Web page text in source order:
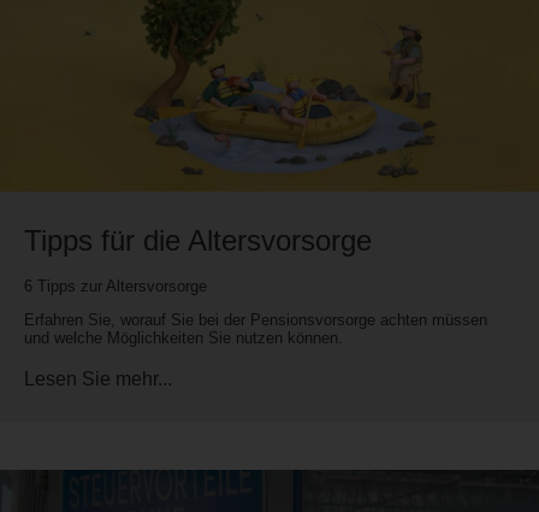
Tipps für die Altersvorsorge
6 Tipps zur Altersvorsorge
Erfahren Sie, worauf Sie bei der Pensionsvorsorge achten müssen
und welche Möglichkeiten Sie nutzen können.
Lesen Sie mehr...